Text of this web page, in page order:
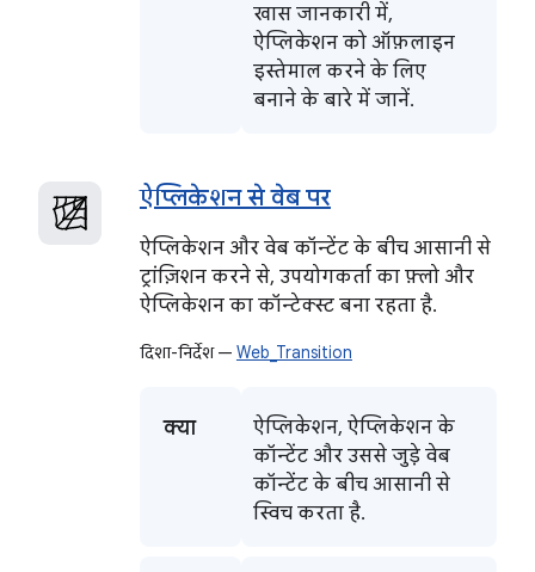
खास जानकारी में,
ऐप्लिकेशन को ऑफ़लाइन
इस्तेमाल करने के लिए
बनाने के बारे में जानें.
ऐप्लिकेशन से वेब पर
ऐप्लिकेशन और वेब कॉन्टेंट के बीच आसानी से
ट्रांज़िशन करने से, उपयोगकर्ता का फ़्लो और
ऐप्लिकेशन का कॉन्टेक्स्ट बना रहता है.
दिशा-निर्देश — Web_Transition
क्या
ऐप्लिकेशन, ऐप्लिकेशन के
कॉन्टेंट और उससे जुड़े वेब
कॉन्टेंट के बीच आसानी से
स्विच करता है.